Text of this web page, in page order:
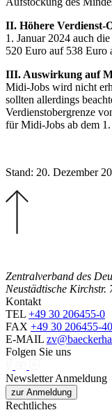
II. Höhere Verdienst-
1. Januar 2024 auch
520 Euro auf 538 Euro
III. Auswirkung auf
Midi-Jobs wird nicht
sollten allerdings
Verdienstobergrenze
für Midi-Jobs ab dem
Stand: 20. Dezember
Zentralverband des
Neustädtische Kirchstr.
Kontakt
TEL +49 30 206455-0
FAX +49 30 206455-40
E-MAIL
Folgen Sie uns
Newsletter Anmeldung
zur Anmeldung
Rechtliches